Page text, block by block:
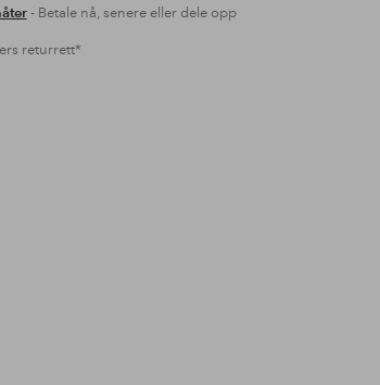
- Betale nå, senere eller dele opp
returrett*